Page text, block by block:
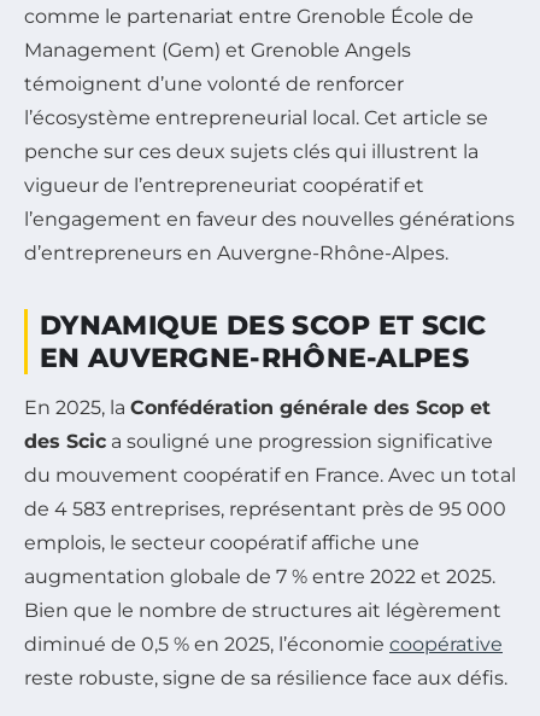
comme le partenariat entre Grenoble École de
Management (Gem) et Grenoble Angels
témoignent d’une volonté de renforcer
l’écosystème entrepreneurial local. Cet article se
penche sur ces deux sujets clés qui illustrent la
vigueur de l’entrepreneuriat coopératif et
l’engagement en faveur des nouvelles générations
d’entrepreneurs en Auvergne-Rhône-Alpes.
DYNAMIQUE DES SCOP ET SCIC
EN AUVERGNE-RHÔNE-ALPES
En 2025, la Confédération générale des Scop et
des Scic a souligné une progression significative
du mouvement coopératif en France. Avec un total
de 4 583 entreprises, représentant près de 95 000
emplois, le secteur coopératif affiche une
augmentation globale de 7 % entre 2022 et 2025.
Bien que le nombre de structures ait légèrement
diminué de 0,5 % en 2025, l’économie coopérative
reste robuste, signe de sa résilience face aux défis.